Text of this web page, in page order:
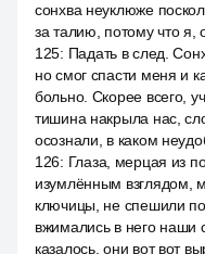
сонхва неуклюже
за талию, потому что я,
125: Падать в след.
но смог спасти меня и
больно. Скорее всего,
тишина накрыла нас,
осознали, в каком
126: Глаза, мерцая из
изумлённым взглядом,
ключицы, не спешили
вжимались в него наши
казалось, они вот вот